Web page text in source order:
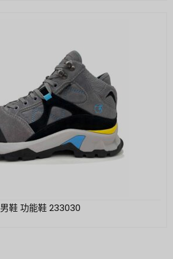
男鞋 功能鞋 233030